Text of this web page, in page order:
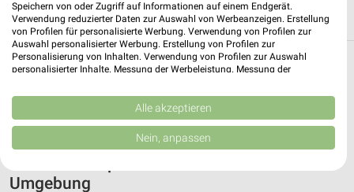
195,00 km
Optiker & Hörakustik Filialen in Jöhstadt
Egal ob Apollo oder viele mehr in Jöhstadt und Umgebung
findest Du alles zum Thema Optiker & Hörakustik. Finde hier
Filialen und Öffnungszeiten.
Umgebung
Speichern von oder Zugriff auf Informationen auf einem Endgerät.
Verwendung reduzierter Daten zur Auswahl von Werbeanzeigen. Erstellung
von Profilen für personalisierte Werbung. Verwendung von Profilen zur
Auswahl personalisierter Werbung. Erstellung von Profilen zur
Personalisierung von Inhalten. Verwendung von Profilen zur Auswahl
personalisierter Inhalte. Messung der Werbeleistung. Messung der
Kombinationen von Daten aus verschiedenen Quellen. Entwicklung und
Verbesserung der Angebote. Verwendung reduzierter Daten zur Auswahl
von Inhalten.
Daten können außerhalb der Europäischen Union weitergegeben und in die
USA gesendet werden.
Website/App.
Alle akzeptieren
Nein, anpassen